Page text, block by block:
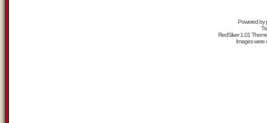
Powered by
RedSilver 1.01
Images were